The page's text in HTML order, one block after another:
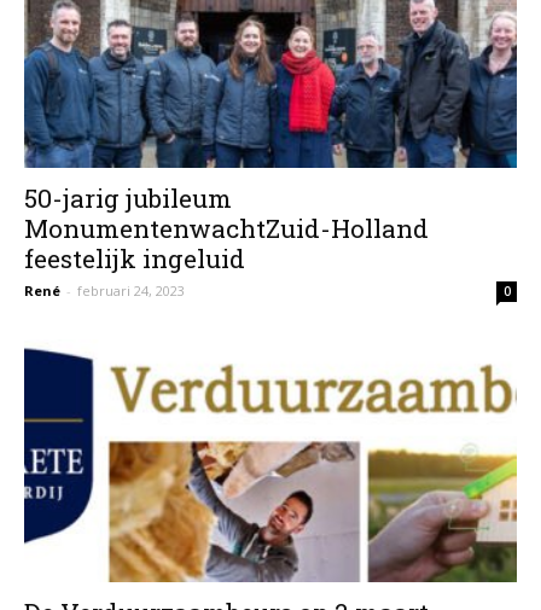
50-jarig jubileum
MonumentenwachtZuid-Holland
feestelijk ingeluid
René - februari 24, 2023 0